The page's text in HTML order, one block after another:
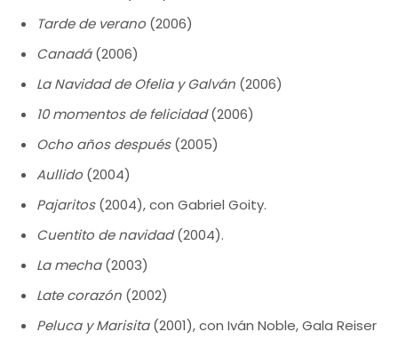
Tarde de verano (2006)
Canadá(2006)
La Navidad de Ofelia y Galván (2006)
10 momentos de felicidad(2006)
Ocho años después(2005)
Aullido (2004)
Pajaritos(2004), con Gabriel Goity.
Cuentito de navidad(2004).
La mecha(2003)
Late corazón (2002)
Peluca y Marisita(2001), con Iván Noble, Gala Reiser